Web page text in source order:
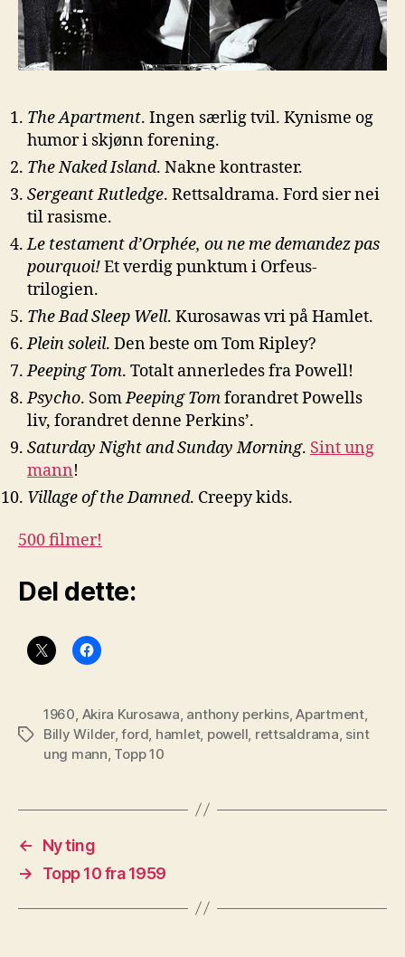
The Apartment. Ingen særlig tvil. Kynisme og
humor i skjønn forening.
The Naked Island. Nakne kontraster.
Sergeant Rutledge. Rettsaldrama. Ford sier nei
til rasisme.
Le testament d’Orphée, ou ne me demandez pas
pourquoi!Et verdig punktum i Orfeus-
trilogien.
The Bad Sleep Well. Kurosawas vri på Hamlet.
Plein soleil. Den beste om Tom Ripley?
Peeping Tom. Totalt annerledes fra Powell!
Psycho. SomPeeping Tomforandret Powells
liv, forandret denne Perkins’.
Saturday Night and Sunday Morning. Sint ung
mann!
Village of the Damned. Creepy kids.
500 filmer!
Del dette:
Stikkord
1960 Akira Kurosawa anthony perkins,Apartment,
Billy Wilder,ford hamlet, powell rettsaldrama sint
ung mann Topp 10
←
Ny ting
→
Topp 10 fra 1959